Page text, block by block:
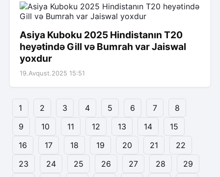
Asiya Kuboku 2025 Hindistanın T20
heyətində Gill və Bumrah var Jaiswal
yoxdur
19.Avqust.2025 15:51
1 2 3 4 5 6 7
8
9
10 11 12 13 14
15
16
17 18 19 20 21
22
23
24 25 26 27 28
29